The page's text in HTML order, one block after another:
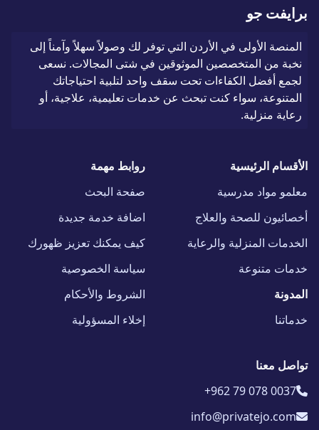
برايفت جو
المنصة الأولى في الأردن التي توفر لك وصولاً سهلاً وآمناً إلى
نخبة من المتخصصين الموثوقين في شتى المجالات. نسعى
لجمع أفضل الكفاءات تحت سقف واحد لتلبية احتياجاتك
المتنوعة، سواء كنت تبحث عن خدمات تعليمية، علاجية، أو
رعاية منزلية.
الأقسام الرئيسية
معلمو مواد مدرسية
أخصائيون للصحة والعلاج
الخدمات المنزلية والرعاية
خدمات متنوعة
المدونة
خدماتنا
روابط مهمة
صفحة البحث
اضافة خدمة جديدة
كيف يمكنك تعزيز ظهورك
سياسة الخصوصية
الشروط والأحكام
إخلاء المسؤولية
تواصل معنا
+962 79 078 0037
info@privatejo.com